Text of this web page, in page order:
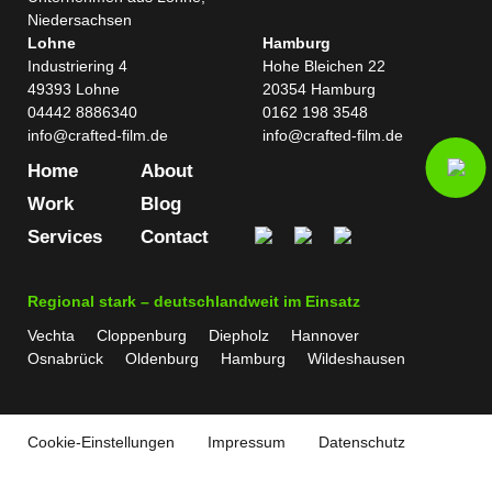
Lohne
Industriering 4
49393 Lohne
04442 8886340
info@crafted-film.de
Hamburg
Hohe Bleichen 22
20354 Hamburg
0162 198 3548
info@crafted-film.de
Home
Work
Services
About
Blog
Contact
Regional stark – deutschlandweit im Einsatz
Vechta
Cloppenburg Diepholz
Hannover
Osnabrück
Oldenburg Hamburg Wildeshausen
Cookie-Einstellungen Impressum Datenschutz